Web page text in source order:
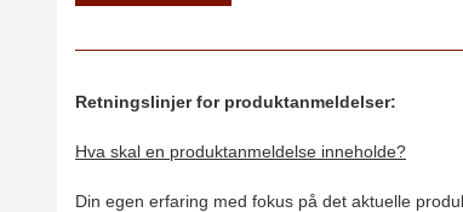
Retningslinjer for produktanmeldelser:
Hva skal en produktanmeldelse inneholde?
Din egen erfaring med fokus på det aktuelle